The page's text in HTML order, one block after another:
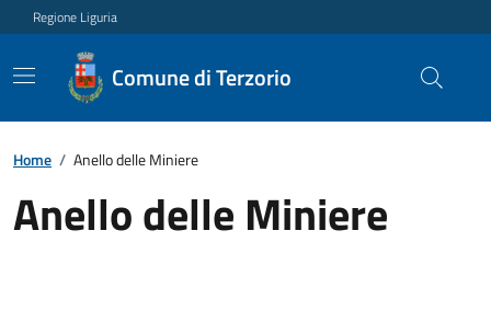
Regione Liguria
Comune di Terzorio
Home / Anello delle Miniere
Anello delle Miniere